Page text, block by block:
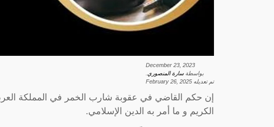
December 23, 2023
بواسطةسارة المنصوري
تم تعديله February 26, 2025
إن حكم القاضي في عقوبة شارب الخمر في المملكة
الكريم و ما أمر به الدين الإسلامي.